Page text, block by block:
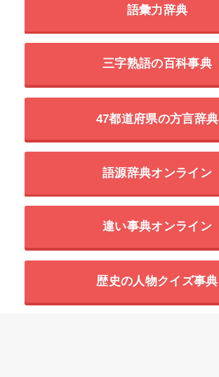
語彙力辞典
三字熟語の百科事典
47都道府県の方言辞典
語源辞典オンライン
違い事典オンライン
歴史の人物クイズ事典